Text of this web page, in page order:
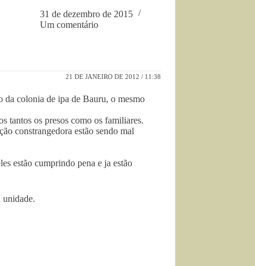
31 de dezembro de 2015
Um comentário
21 DE JANEIRO DE 2012 / 11:38
da colonia de ipa de Bauru, o mesmo
tantos os presos como os familiares.
constrangedora estão sendo mal
estão cumprindo pena e ja estão